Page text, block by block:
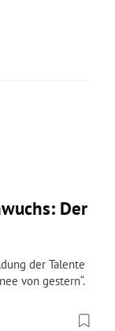
Der
der Talente
von gestern“.